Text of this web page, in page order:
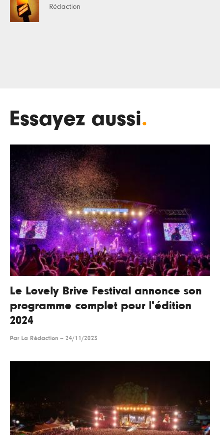
Rédaction
Essayez aussi.
Le Lovely Brive Festival annonce son
programme complet pour l'édition
2024
Par La Rédaction -- 24/11/2023